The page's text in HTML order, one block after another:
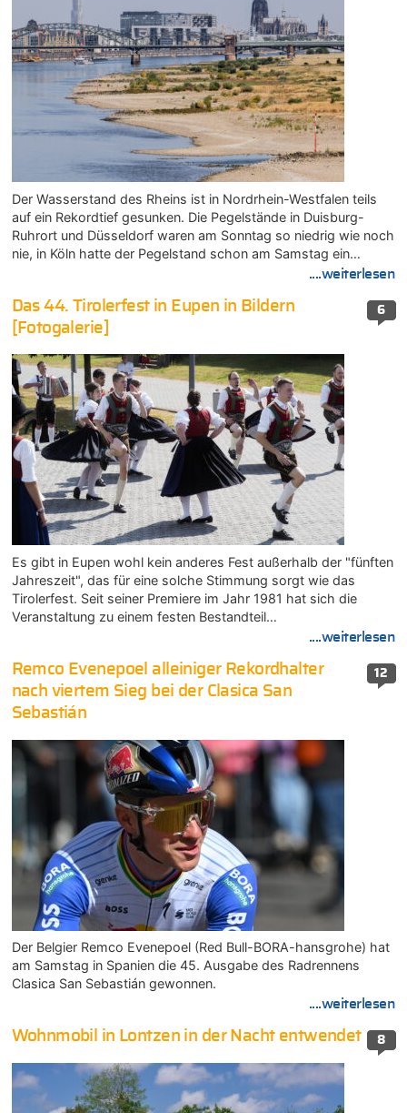
Der Wasserstand des Rheins ist in Nordrhein-Westfalen teils
auf ein Rekordtief gesunken. Die Pegelstände in Duisburg-
Ruhrort und Düsseldorf waren am Sonntag so niedrig wie noch
nie, in Köln hatte der Pegelstand schon am Samstag ein…
....weiterlesen
6
Das 44. Tirolerfest in Eupen in Bildern
[Fotogalerie]
Es gibt in Eupen wohl kein anderes Fest außerhalb der "fünften
Jahreszeit", das für eine solche Stimmung sorgt wie das
Tirolerfest. Seit seiner Premiere im Jahr 1981 hat sich die
Veranstaltung zu einem festen Bestandteil…
....weiterlesen
12
Remco Evenepoel alleiniger Rekordhalter
nach viertem Sieg bei der Clasica San
Sebastián
Der Belgier Remco Evenepoel (Red Bull-BORA-hansgrohe) hat
am Samstag in Spanien die 45. Ausgabe des Radrennens
Clasica San Sebastián gewonnen.
....weiterlesen
8
Wohnmobil in Lontzen in der Nacht entwendet